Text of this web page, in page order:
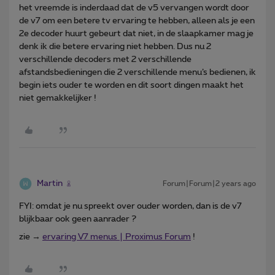
het vreemde is inderdaad dat de v5 vervangen wordt door
de v7 om een betere tv ervaring te hebben, alleen als je een
2e decoder huurt gebeurt dat niet, in de slaapkamer mag je
denk ik die betere ervaring niet hebben. Dus nu 2
verschillende decoders met 2 verschillende
afstandsbedieningen die 2 verschillende menu’s bedienen, ik
begin iets ouder te worden en dit soort dingen maakt het
niet gemakkelijker !
Martin Forum|Forum|2 years ago
FYI: omdat je nu spreekt over ouder worden, dan is de v7
blijkbaar ook geen aanrader ?
zie → ervaring V7 menus | Proximus Forum !